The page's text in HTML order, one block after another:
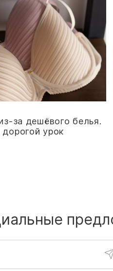
за дешёвого белья.
урок